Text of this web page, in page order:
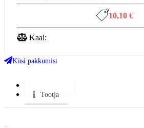
10,10 €
Kaal:
Küsi pakkumist
Tootja